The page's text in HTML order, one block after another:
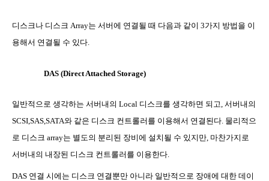
디스크나 디스크 Array는 서버에 연결될 때 다음과 같이 3가지 방법을 이
용해서 연결될 수 있다
DAS (Direct Attached Storage)
일반적으로 생각하는 서버내의 Local 디스크를 생각하면 되고 서버내의
SCSI,SAS,SATA와 같은 디스크 컨트롤러를 이용해서 연결된다 물리적으
로 디스크 array는 별도의 분리된 장비에 설치될 수 있지만 마찬가지로
서버내의 내장된 디스크 컨트롤러를 이용한다
DAS 연결 시에는 디스크 연결뿐만 아니라 일반적으로 장애에 대한 데이